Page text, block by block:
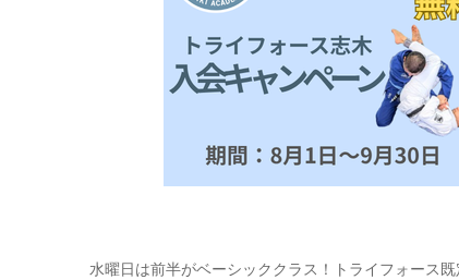
水曜日は前半がベーシッククラス！トライフォース